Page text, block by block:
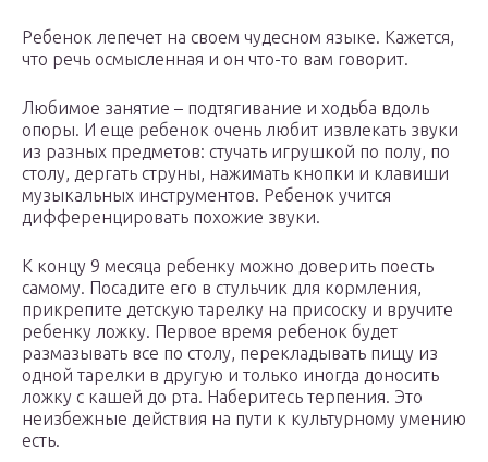
Ребенок лепечет на своем чудесном языке. Кажется,
что речь осмысленная и он что-то вам говорит.
Любимое занятие – подтягивание и ходьба вдоль
опоры. И еще ребенок очень любит извлекать звуки
из разных предметов: стучать игрушкой по полу, по
столу, дергать струны, нажимать кнопки и клавиши
музыкальных инструментов. Ребенок учится
дифференцировать похожие звуки.
К концу 9 месяца ребенку можно доверить поесть
самому. Посадите его в стульчик для кормления,
прикрепите детскую тарелку на присоску и вручите
ребенку ложку. Первое время ребенок будет
размазывать все по столу, перекладывать пищу из
одной тарелки в другую и только иногда доносить
ложку с кашей до рта. Наберитесь терпения. Это
неизбежные действия на пути к культурному умению
есть.